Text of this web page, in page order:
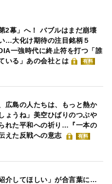
2幕」へ！ バブルはまだ崩壊
…大化け期待の注目銘柄５
一強時代に終止符を打つ「誰
いる」あの会社とは
有料
広島の人たちは、もっと熱か
ょうね」美空ひばりのつぶや
れた平和への祈り…『一本の
えた反戦への意志
有料
介してほしい」が合言葉に…